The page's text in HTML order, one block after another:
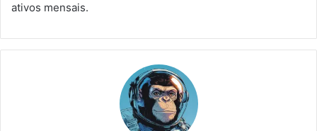
ativos mensais.